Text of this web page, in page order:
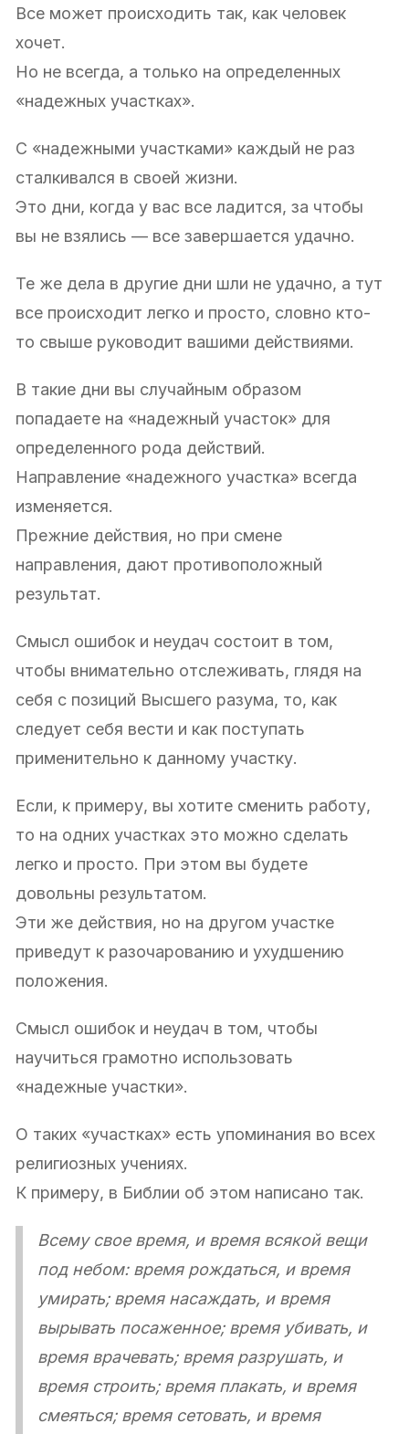
Все может происходить так, как человек
хочет.
Но не всегда, а только на определенных
«надежных участках».
С «надежными участками» каждый не раз
сталкивался в своей жизни.
Это дни, когда у вас все ладится, за чтобы
вы не взялись — все завершается удачно.
Те же дела в другие дни шли не удачно, а тут
все происходит легко и просто, словно кто-
то свыше руководит вашими действиями.
В такие дни вы случайным образом
попадаете на «надежный участок» для
определенного рода действий.
Направление «надежного участка» всегда
изменяется.
Прежние действия, но при смене
направления, дают противоположный
результат.
Смысл ошибок и неудач состоит в том,
чтобы внимательно отслеживать, глядя на
себя с позиций Высшего разума, то, как
следует себя вести и как поступать
применительно к данному участку.
Если, к примеру, вы хотите сменить работу,
то на одних участках это можно сделать
легко и просто. При этом вы будете
довольны результатом.
Эти же действия, но на другом участке
приведут к разочарованию и ухудшению
положения.
Смысл ошибок и неудач в том, чтобы
научиться грамотно использовать
«надежные участки».
О таких «участках» есть упоминания во всех
религиозных учениях.
К примеру, в Библии об этом написано так.
Всему свое время, и время всякой вещи
под небом: время рождаться, и время
умирать; время насаждать, и время
вырывать посаженное; время убивать, и
время врачевать; время разрушать, и
время строить; время плакать, и время
смеяться; время сетовать, и время